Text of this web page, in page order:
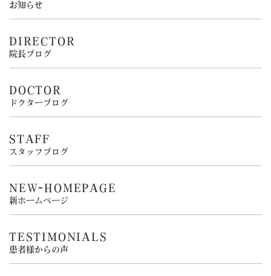
お知らせ
DIRECTOR
院長ブログ
DOCTOR
ドクターブログ
STAFF
スタッフブログ
NEW-HOMEPAGE
新ホームページ
TESTIMONIALS
患者様からの声